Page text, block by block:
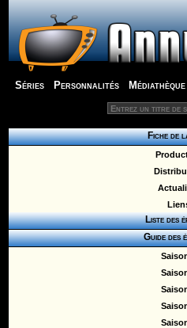
Séries Personnalités Médiathèque
Fiche de
Liste des
Guide des